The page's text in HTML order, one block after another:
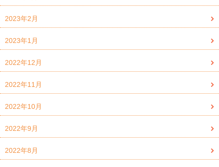
2023年2月
2023年1月
2022年12月
2022年11月
2022年10月
2022年9月
2022年8月